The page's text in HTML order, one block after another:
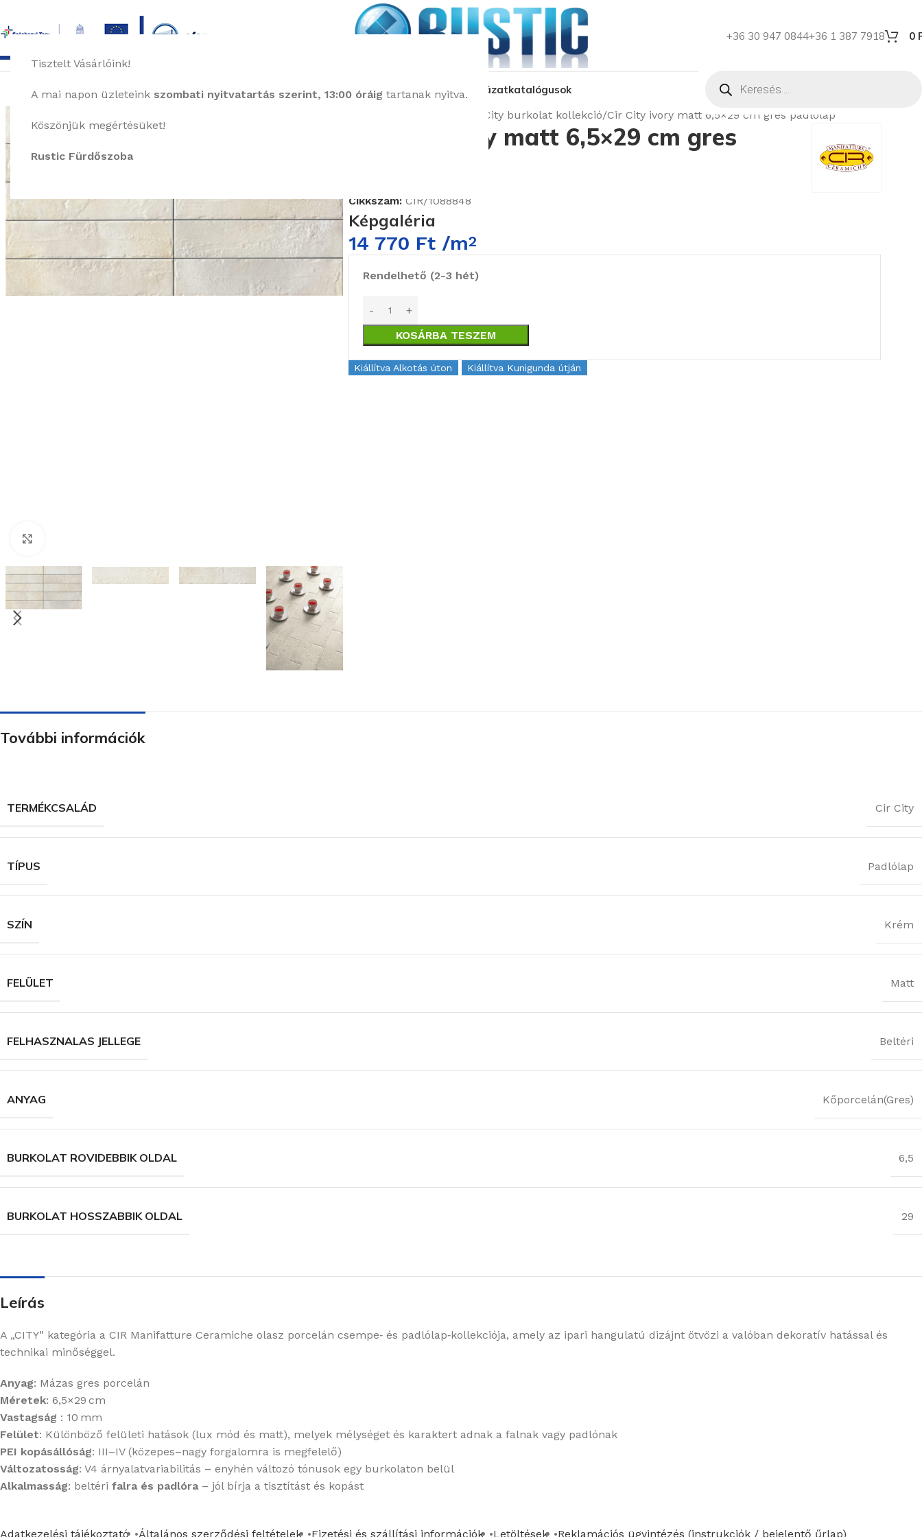
Tisztelt Vásárlóink!
A mai napon üzleteink szombati nyitvatartás szerint, 13:00 óráig tartanak nyitva.
Köszönjük megértésüket!
Rustic Fürdőszoba
+36 30 947 0844+36 1 387 7918 0
főoldal termékek képgalériabemutatkozásüzleteink látványtervezés pályázatkatalógusok
Cir City burkolat kollekció Cir City ivory matt 6,5×29 cm gres padlólap
Cir City ivory matt 6,5×29 cm gres
Cikkszám: CIR/1088848
Képgaléria
14 770 Ft /m2
Rendelhető (2-3 hét)
KOSÁRBA TESZEM
Kiállítva Alkotás úton Kiállítva Kunigunda útján
További információk
TERMÉKCSALÁD Cir City
TÍPUS Padlólap
SZÍN Krém
FELÜLET Matt
FELHASZNALAS JELLEGE Beltéri
ANYAG Kőporcelán(Gres)
BURKOLAT ROVIDEBBIK OLDAL 6,5
BURKOLAT HOSSZABBIK OLDAL 29
Leírás
A „CITY” kategória a CIR Manifatture Ceramiche olasz porcelán csempe‑ és padlólap‑kollekciója, amely az ipari hangulatú dizájnt ötvözi a valóban dekoratív hatással és
technikai minőséggel.
Anyag: Mázas gres porcelán
Méretek: 6,5×29 cm
Vastagság : 10 mm
Felület: Különböző felületi hatások (lux mód és matt), melyek mélységet és karaktert adnak a falnak vagy padlónak
PEI kopásállóság: III–IV (közepes–nagy forgalomra is megfelelő)
Változatosság: V4 árnyalatvariabilitás – enyhén változó tónusok egy burkolaton belül
Alkalmasság: beltéri falra és padlóra – jól bírja a tisztítást és kopást
Adatkezelési tájékoztató Általános szerződési feltételek Fizetési és szállítási információk Letöltések Reklamációs ügyintézés (instrukciók / bejelentő űrlap)